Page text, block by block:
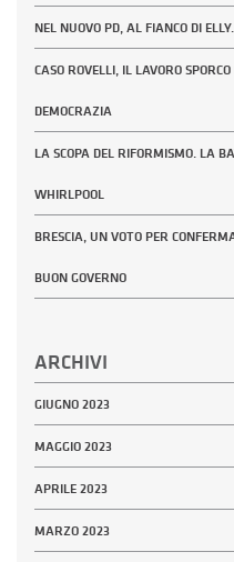
NEL NUOVO PD, AL FIANCO DI
CASO ROVELLI, IL LAVORO
DEMOCRAZIA
LA SCOPA DEL RIFORMISMO. LA
WHIRLPOOL
BRESCIA, UN VOTO PER
BUON GOVERNO
ARCHIVI
GIUGNO 2023
MAGGIO 2023
APRILE 2023
MARZO 2023